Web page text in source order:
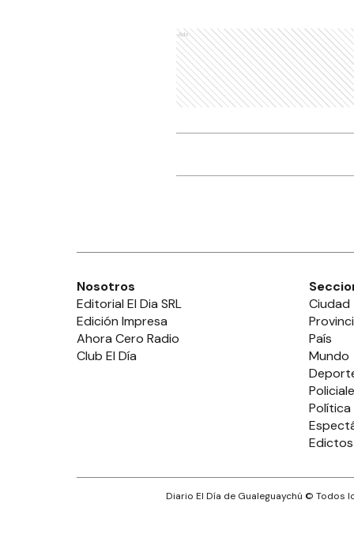
Ads
Nosotros
Editorial El Dia SRL
Edición Impresa
Ahora Cero Radio
Club El Día
Ciudad
País
Mundo
Política
Edictos
Diario El Día de Gualeguaychú © Todos